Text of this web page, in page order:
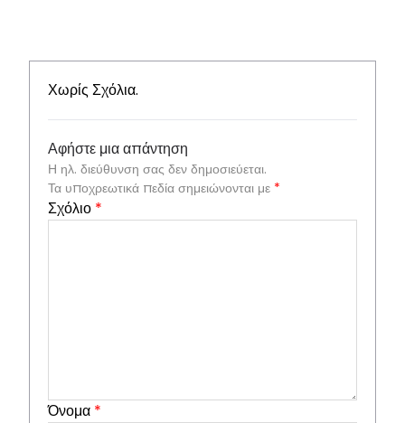
Χωρίς Σχόλια.
Αφήστε μια απάντηση
Η ηλ. διεύθυνση σας δεν δημοσιεύεται.
Τα υποχρεωτικά πεδία σημειώνονται με *
Σχόλιο *
Όνομα *